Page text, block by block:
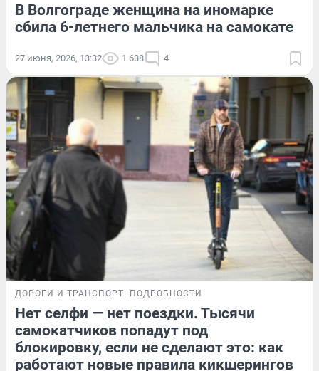
В Волгограде женщина на иномарке
сбила 6-летнего мальчика на самокате
27 июня, 2026, 13:32 1 638 4
ДОРОГИ И ТРАНСПОРТ ПОДРОБНОСТИ
Нет селфи — нет поездки. Тысячи
самокатчиков попадут под
блокировку, если не сделают это: как
работают новые правила кикшерингов